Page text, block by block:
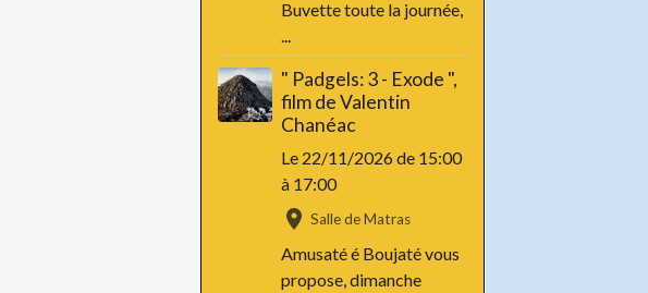
Buvette toute la journée,
...
" Padgels: 3 - Exode ",
film de Valentin
Chanéac
Le 22/11/2026de 15:00
à 17:00
Salle de Matras
Amusaté é Boujaté vous
propose, dimanche